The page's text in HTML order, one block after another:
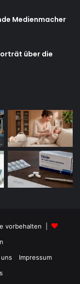
Medienmacher
über die
vorbehalten |
Impressum